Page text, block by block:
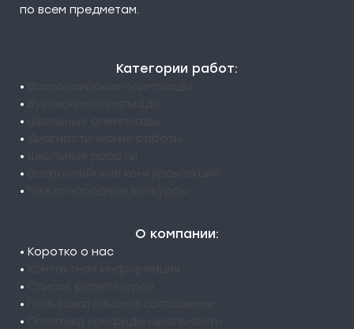
по всем предметам.
Категории работ:
•
•
•
•
•
•
•
О компании:
• Коротко о нас
•
•
•
•